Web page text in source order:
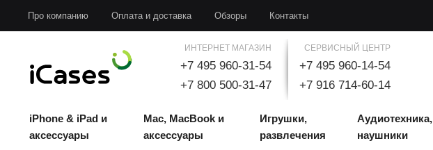
Про компанию Оплата и доставка Обзоры Контакты
ИНТЕРНЕТ МАГАЗИН
+7 495 960-31-54
+7 800 500-31-47
СЕРВИСНЫЙ ЦЕНТР
+7 495 960-14-54
+7 916 714-60-14
iPhone & iPad и
аксессуары
Mac, MacBook и
аксессуары
Игрушки,
развлечения
Аудиотехника,
наушники